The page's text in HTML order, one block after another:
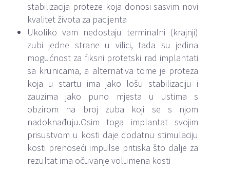
stabilizacija proteze koja donosi sasvim novi
kvalitet života za pacijenta
Ukoliko vam nedostaju terminalni (krajnji)
zubi jedne strane u vilici, tada su jedina
mogućnost za fiksni protetski rad implantati
sa krunicama, a alternativa tome je proteza
koja u startu ima jako lošu stabilizaciju i
zauzima jako puno mjesta u ustima s
obzirom na broj zuba koji se s njom
nadoknađuju.Osim toga implantat svojim
prisustvom u kosti daje dodatnu stimulaciju
kosti prenoseći impulse pritiska što dalje za
rezultat ima očuvanje volumena kosti